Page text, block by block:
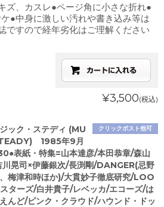
ズ、カスレ●ページ角に小さな折れ●
●中身に激しい汚れや書き込み等は
ですので経年劣化はご理解ください
¥3,500(税込)
クリックポスト他可
ック・ステディ (MU
1985年9月
表紙・特集=山本達彦/本田恭章/森山
川晃司×伊藤銀次/長渕剛/DANGER(忌野
梅津和時ほか)/大貫妙子徹底研究/LOO
ターズ/白井貴子/レベッカ/エコーズ/は
んど/ピンク・クラウド/ハウンド・ドッ